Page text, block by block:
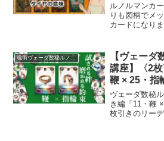
ルノルマンカ
りも図柄でメ
カードになり
回目です。
魂術ヴェーダ数秘ルノルマンカード
【ヴェーダ
講座】〈2
鞭 × 25・指
かれる約束～
ヴェーダ数秘
き編「11・鞭
枚引きのリー